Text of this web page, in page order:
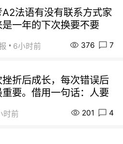
法语有没有联系方式家
一年的下次换要不要
6小时前 376 7
折后成长，每次错误后
要。借用一句话：人要
时前 201 4